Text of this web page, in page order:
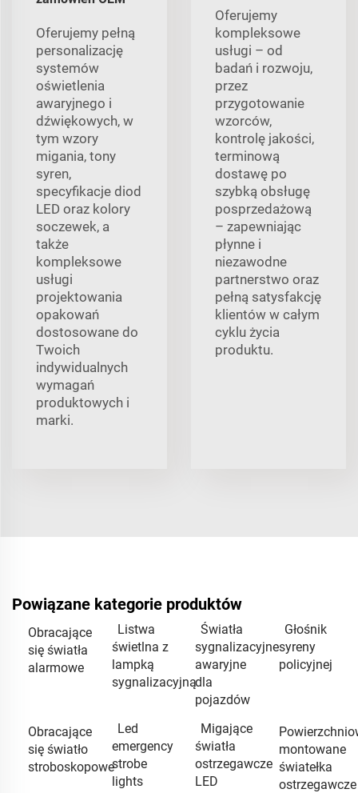
Oferujemy pełną
personalizację
systemów
oświetlenia
awaryjnego i
dźwiękowych, w
tym wzory
migania, tony
syren,
specyfikacje diod
LED oraz kolory
soczewek, a
także
kompleksowe
usługi
projektowania
opakowań
dostosowane do
Twoich
indywidualnych
wymagań
produktowych i
marki.
Oferujemy
kompleksowe
usługi – od
badań i rozwoju,
przez
przygotowanie
wzorców,
kontrolę jakości,
terminową
dostawę po
szybką obsługę
posprzedażową
– zapewniając
płynne i
niezawodne
partnerstwo oraz
pełną satysfakcję
klientów w całym
cyklu życia
produktu.
Powiązane kategorie produktów
Obracające
się światła
alarmowe
Listwa
świetlna z
lampką
sygnalizacyjną
Światła
sygnalizacyjne
awaryjne
dla
pojazdów
Głośnik
syreny
policyjnej
Obracające
się światło
stroboskopowe
Led
emergency
strobe
lights
Migające
światła
ostrzegawcze
LED
montowane
światełka
ostrzegawcze